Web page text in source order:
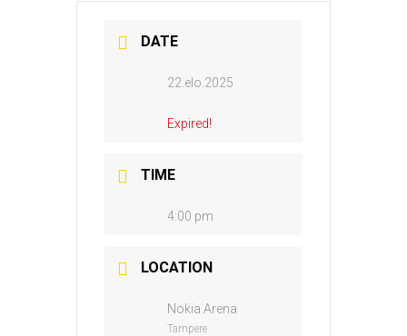
DATE
22.elo.2025
Expired!
TIME
4:00 pm
LOCATION
Nokia Arena
Tampere